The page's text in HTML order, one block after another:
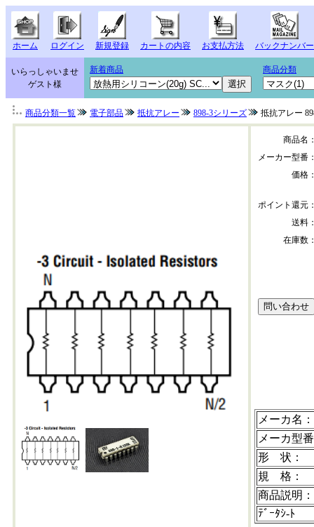
ホーム ログイン 新規登録 カートの内容 お支払方法 バックナンバー
いらっしゃいませ
ゲスト様
新着商品 商品分類
商品分類一覧 電子部品 抵抗アレー 898-3シリーズ 抵抗アレー
商品名
メーカー型番
価格
ポイント還元
送料
在庫数
メーカ名：
メーカ型
形 状：
規 格：
商品説明：
ﾃﾞｰﾀｼ-ﾄ